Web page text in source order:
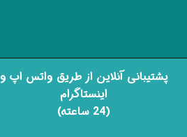
پشتیبانی آنلاین از طریق واتس اپ و
اینستاگرام
(24 ساعته)